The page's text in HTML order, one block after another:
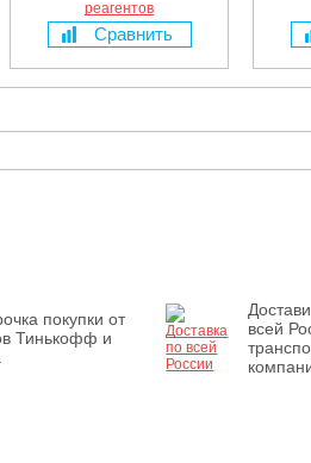
Сравнить
покупки от
Тинькофф и
всей